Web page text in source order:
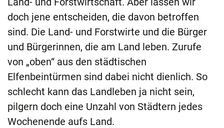
doch jene entscheiden, die davon betroffen
sind. Die Land- und Forstwirte und die Bürger
und Bürgerinnen, die am Land leben. Zurufe
von „oben“ aus den städtischen
Elfenbeintürmen sind dabei nicht dienlich. So
schlecht kann das Landleben ja nicht sein,
pilgern doch eine Unzahl von Städtern jedes
Wochenende aufs Land.